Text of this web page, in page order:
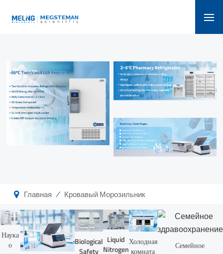
Главная / Кровавый Морозильник
Наука
о
Biological
Safety
Liquid
Nitrogen
Холодная
комната
Семейное